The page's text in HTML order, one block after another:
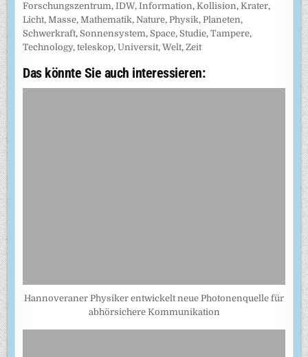
Forschungszentrum,IDW,Information,Kollision,Krater,
Licht,Masse,Mathematik,Nature,Physik,Planeten,
Schwerkraft, Sonnensystem, Space, Studie,Tampere,
Technology,teleskop,Universit,Welt,Zeit
Das könnte Sie auch interessieren:
Hannoveraner Physiker entwickelt neue Photonenquelle für
abhörsichere Kommunikation